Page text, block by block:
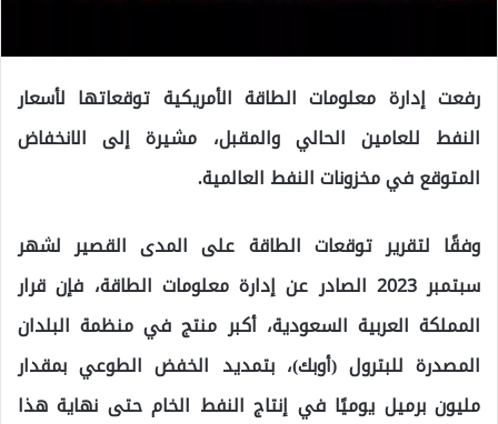
رفعت إدارة معلومات الطاقة الأمريكية توقعاتها لأسعار
النفط للعامين الحالي والمقبل، مشيرة إلى الانخفاض
المتوقع في مخزونات النفط العالمية.
وفقًا لتقرير توقعات الطاقة على المدى القصير لشهر
سبتمبر 2023 الصادر عن إدارة معلومات الطاقة، فإن قرار
المملكة العربية السعودية، أكبر منتج في منظمة البلدان
المصدرة للبترول (أوبك)، بتمديد الخفض الطوعي بمقدار
مليون برميل يوميًا في إنتاج النفط الخام حتى نهاية هذا